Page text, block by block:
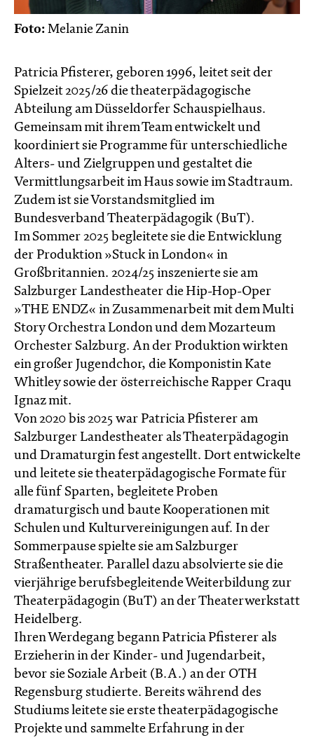
Foto: Melanie Zanin
Patricia Pfisterer, geboren 1996, leitet seit der
Spielzeit 2025/26 die theaterpädagogische
Abteilung am Düsseldorfer Schauspielhaus.
Gemeinsam mit ihrem Team entwickelt und
koordiniert sie Programme für unterschiedliche
Alters- und Zielgruppen und gestaltet die
Vermittlungsarbeit im Haus sowie im Stadtraum.
Zudem ist sie Vorstandsmitglied im
Bundesverband Theaterpädagogik (BuT).
Im Sommer 2025 begleitete sie die Entwicklung
der Produktion »Stuck in London« in
Großbritannien. 2024/25 inszenierte sie am
Salzburger Landestheater die Hip-Hop-Oper
»THE ENDZ« in Zusammenarbeit mit dem Multi
Story Orchestra London und dem Mozarteum
Orchester Salzburg. An der Produktion wirkten
ein großer Jugendchor, die Komponistin Kate
Whitley sowie der österreichische Rapper Craqu
Ignaz mit.
Von 2020 bis 2025 war Patricia Pfisterer am
Salzburger Landestheater als Theaterpädagogin
und Dramaturgin fest angestellt. Dort entwickelte
und leitete sie theaterpädagogische Formate für
alle fünf Sparten, begleitete Proben
dramaturgisch und baute Kooperationen mit
Schulen und Kulturvereinigungen auf. In der
Sommerpause spielte sie am Salzburger
Straßentheater. Parallel dazu absolvierte sie die
vierjährige berufsbegleitende Weiterbildung zur
Theaterpädagogin (BuT) an der Theaterwerkstatt
Heidelberg.
Ihren Werdegang begann Patricia Pfisterer als
Erzieherin in der Kinder- und Jugendarbeit,
bevor sie Soziale Arbeit (B.A.) an der OTH
Regensburg studierte. Bereits während des
Studiums leitete sie erste theaterpädagogische
Projekte und sammelte Erfahrung in der